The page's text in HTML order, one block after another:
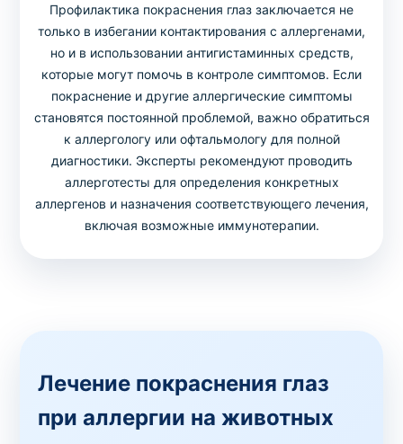
Профилактика покраснения глаз заключается не
только в избегании контактирования с аллергенами,
но и в использовании антигистаминных средств,
которые могут помочь в контроле симптомов. Если
покраснение и другие аллергические симптомы
становятся постоянной проблемой, важно обратиться
к аллергологу или офтальмологу для полной
диагностики. Эксперты рекомендуют проводить
аллерготесты для определения конкретных
аллергенов и назначения соответствующего лечения,
включая возможные иммунотерапии.
Лечение покраснения глаз
при аллергии на животных